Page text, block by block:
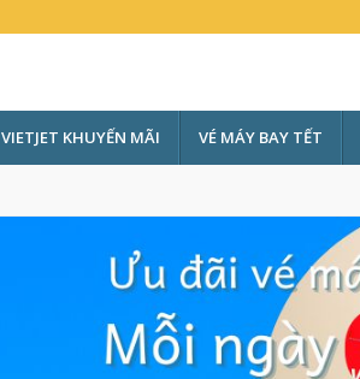
VIETJET KHUYẾN MÃI VÉ MÁY BAY TẾT